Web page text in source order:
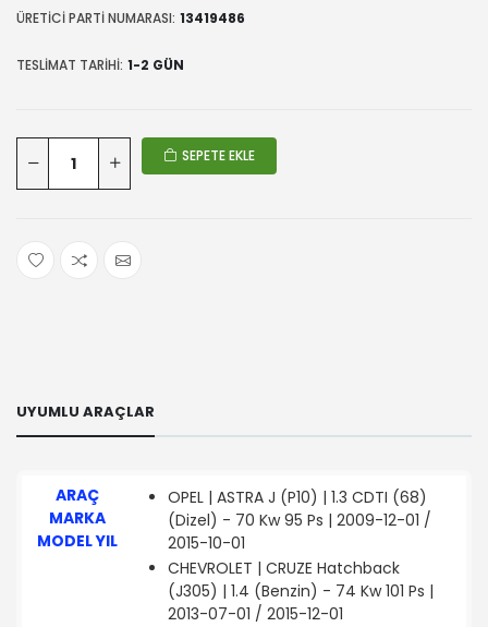
ÜRETICI PARTI NUMARASI: 13419486
TESLIMAT TARIHI: 1-2 GÜN
SEPETE EKLE
UYUMLU ARAÇLAR
ARAÇ
MARKA
MODEL YIL
OPEL | ASTRA J (P10) | 1.3 CDTI (68)
(Dizel) - 70 Kw 95 Ps | 2009-12-01 /
2015-10-01
CHEVROLET | CRUZE Hatchback
(J305) | 1.4 (Benzin) - 74 Kw 101 Ps |
2013-07-01 / 2015-12-01